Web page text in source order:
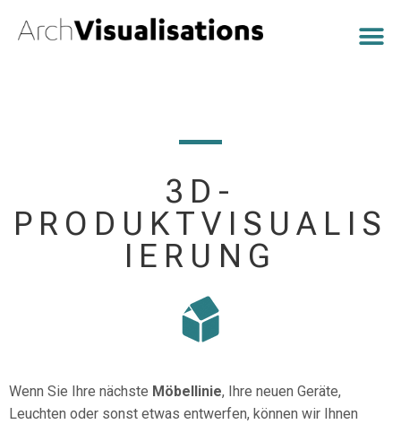
3D-
PRODUKTVISUALIS
IERUNG
Wenn Sie Ihre nächste Möbellinie, Ihre neuen Geräte,
Leuchten oder sonst etwas entwerfen, können wir Ihnen